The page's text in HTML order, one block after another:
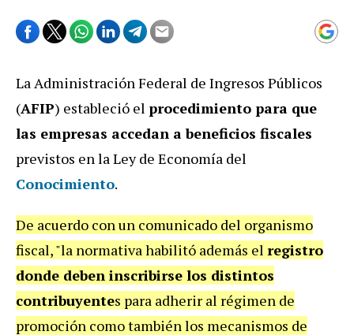
La Administración Federal de Ingresos Públicos
(AFIP) estableció el procedimiento para que
las empresas accedan a beneficios fiscales
previstos en la Ley de Economía del
Conocimiento.
De acuerdo con un comunicado del organismo
fiscal, "la normativa habilitó además el registro
donde deben inscribirse los distintos
contribuyentes para adherir al régimen de
promoción como también los mecanismos de